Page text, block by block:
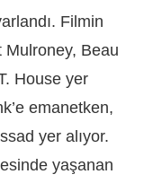
Filmin
Mulroney, Beau
House yer
emanetken,
yer alıyor.
yaşanan